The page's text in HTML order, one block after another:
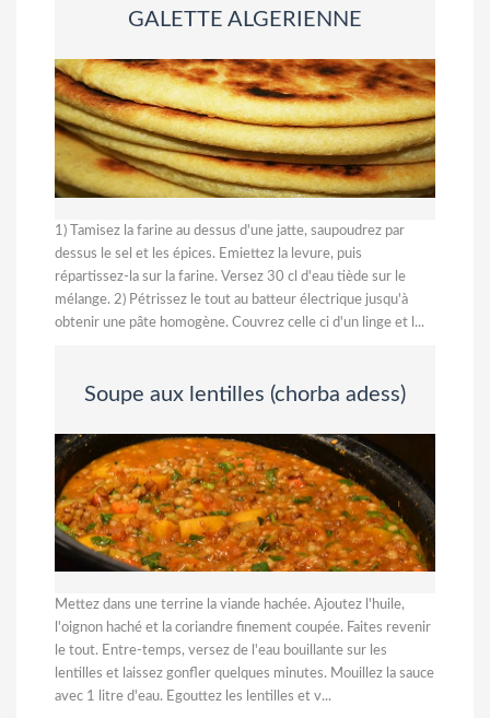
GALETTE ALGERIENNE
1) Tamisez la farine au dessus d'une jatte, saupoudrez par
dessus le sel et les épices. Emiettez la levure, puis
répartissez-la sur la farine. Versez 30 cl d'eau tiède sur le
mélange. 2) Pétrissez le tout au batteur électrique jusqu'à
obtenir une pâte homogène. Couvrez celle ci d'un linge et l...
Soupe aux lentilles (chorba adess)
Mettez dans une terrine la viande hachée. Ajoutez l'huile,
l'oignon haché et la coriandre finement coupée. Faites revenir
le tout. Entre-temps, versez de l'eau bouillante sur les
lentilles et laissez gonfler quelques minutes. Mouillez la sauce
avec 1 litre d'eau. Egouttez les lentilles et v...